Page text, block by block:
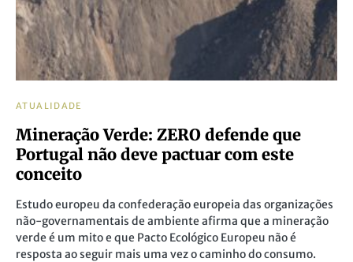
ATUALIDADE
Mineração Verde: ZERO defende que
Portugal não deve pactuar com este
conceito
Estudo europeu da confederação europeia das organizações
não-governamentais de ambiente afirma que a mineração
verde é um mito e que Pacto Ecológico Europeu não é
resposta ao seguir mais uma vez o caminho do consumo.